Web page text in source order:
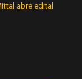
abre edital